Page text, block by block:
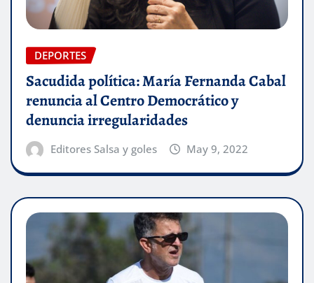
DEPORTES
Sacudida política: María Fernanda Cabal
renuncia al Centro Democrático y
denuncia irregularidades
Editores Salsa y goles May 9, 2022